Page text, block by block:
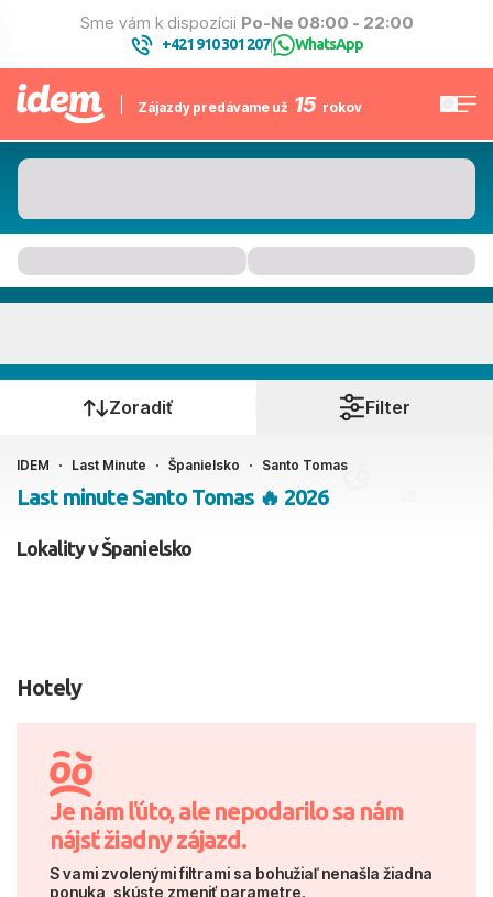
Sme vám k dispozícii Po-Ne 08:00 - 22:00
+421 910 301 207| WhatsApp
Zájazdy predávame už 15 rokov
Kedy cestujete?
Ako cestujete?
2 dospelí, 0 deti
Zoradiť Filter
IDEM Last Minute Španielsko Santo Tomas
Last minute Santo Tomas 🔥 2026
Lokality v Španielsko
Hotely
Je nám ľúto, ale nepodarilo sa nám
nájsť žiadny zájazd.
S vami zvolenými filtrami sa bohužiaľ nenašla žiadna
ponuka, skúste zmeniť parametre.